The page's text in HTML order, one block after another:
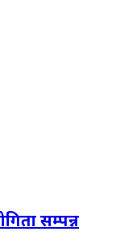
सम्पन्न